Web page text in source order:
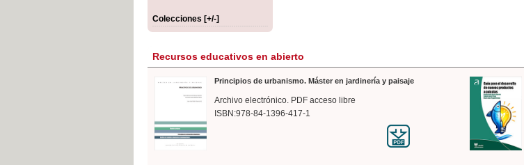
Colecciones [+/-]
Recursos educativos en abierto
Principios de urbanismo. Máster en jardinería y paisaje
Archivo electrónico. PDF acceso libre
ISBN:978-84-1396-417-1